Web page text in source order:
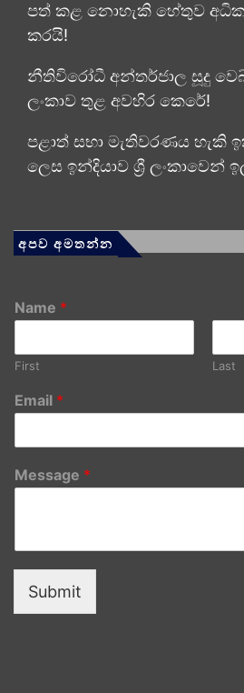
පත් කළ නොහැකි හේතුව
කරයි!
නීතිවිරෝධී අන්තර්ජාල සූදු
ලංකාව තුළ අවහිර කෙරේ!
පළාත් සභා මැතිවරණය
ලෙස ඉන්දියාව ශ්‍රී ලංකාවෙන්
අපව අමතන්න
Name *
First Last
Email *
Message *
Submit